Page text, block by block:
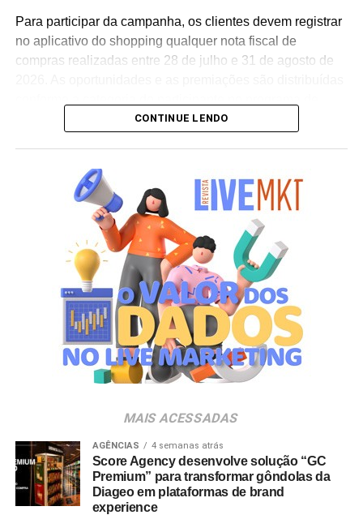
Cooxupé.
Para participar da campanha, os clientes devem registrar
no aplicativo do shopping qualquer nota fiscal de
compras realizadas entre 28 de julho e 31 de agosto de
de setembro de 2026. Após a divulgação do resultado
oficial, os vencedores terão até o dia 16 de setembro para
realizar a retirada presencial dos ingressos e brindes no
espaço Villa Atende, localizado no piso G1 do shopping.
“O SP Open é um torneio muito relevante para a cidade e
para essa região. Como estamos no evento de forma tão
profunda, nada mais justo do que proporcionar essa
experiência para alguns dos nossos clientes fiéis”,
destaca Aline Ivanov, gerente de marketing do Shopping
Villa Lobos.
Para ingressar no programa e participar do sorteio, os
Shopping Villa Lobos, efetuar o cadastro e enviar
comprovantes fiscais de qualquer valor. O regulamento
completo está disponível no site do empreendimento.
CONTINUE LENDO
MAIS ACESSADAS
AGÊNCIAS 4 semanas atrás
Score Agency desenvolve solução “GC
Premium” para transformar gôndolas da
Diageo em plataformas de brand
experience